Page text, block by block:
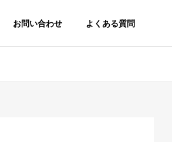
お問い合わせ よくある質問